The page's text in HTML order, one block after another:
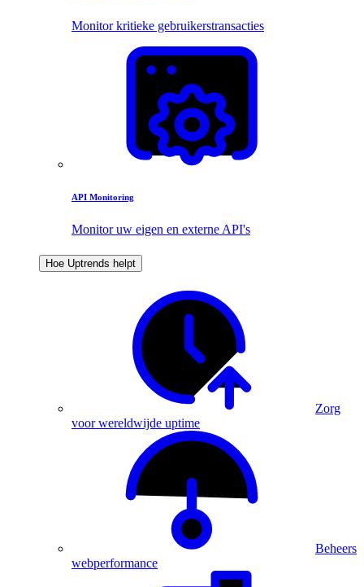
Monitor kritieke gebruikerstransacties
API Monitoring
Monitor uw eigen en externe API's
Hoe Uptrends helpt
Zorg
voor wereldwijde uptime
Beheers
webperformance